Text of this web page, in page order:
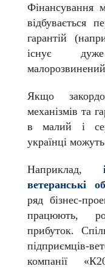
Фінансування
відбувається
гарантій
існує
Якщо
механізмів та
в малий і
українці
Наприклад,
ветеранські
ряд бізнес-
працюють,
прибуток.
підприємців-
компанії